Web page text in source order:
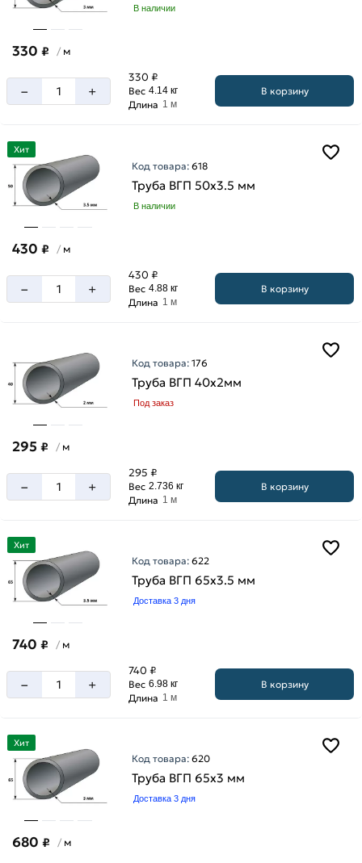
В наличии
330 ₽ / м
– +
330 ₽
Вес 4.14 кг
Длина 1 м
В корзину
Хит
Код товара:618
Труба ВГП 50х3.5 мм
В наличии
430 ₽ / м
– +
430 ₽
Вес 4.88 кг
Длина 1 м
В корзину
Код товара:176
Труба ВГП 40х2мм
Под заказ
295 ₽ / м
– +
295 ₽
Вес 2.736 кг
Длина 1 м
В корзину
Хит
Код товара:622
Труба ВГП 65х3.5 мм
Доставка 3 дня
740 ₽ / м
– +
740 ₽
Вес 6.98 кг
Длина 1 м
В корзину
Хит
Код товара:620
Труба ВГП 65х3 мм
Доставка 3 дня
680 ₽ / м